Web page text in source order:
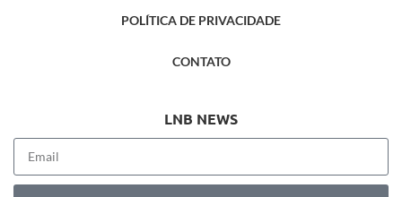
POLÍTICA DE PRIVACIDADE
CONTATO
LNB NEWS